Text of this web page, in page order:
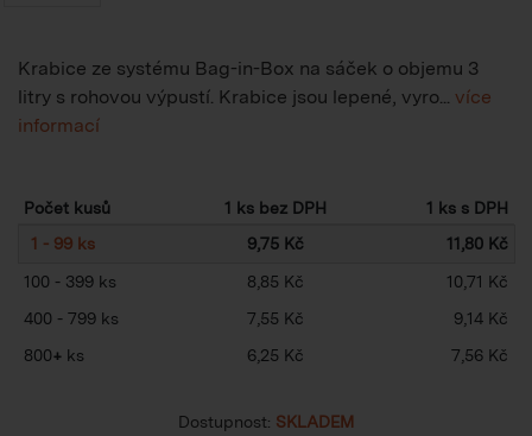
Krabice ze systému Bag-in-Box na sáček o objemu 3
litry s rohovou výpustí. Krabice jsou lepené, vyro... více
informací
Počet kusů 1 ks bez DPH
1 ks s DPH
1 - 99 ks
9,75 Kč
11,80 Kč
100 - 399 ks
8,85 Kč
10,71 Kč
400 - 799 ks
7,55 Kč
9,14 Kč
800+ ks 6,25 Kč 7,56 Kč
Dostupnost: SKLADEM